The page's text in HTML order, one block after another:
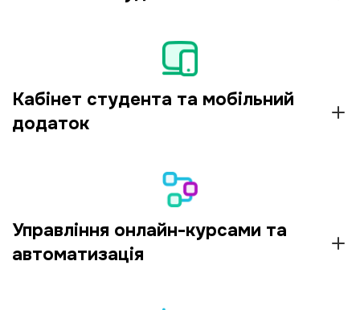
Кабінет студента та мобільний
додаток
Управління онлайн-курсами та
автоматизація